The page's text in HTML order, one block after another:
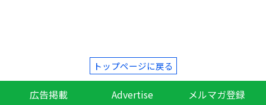
トップページに戻る
広告掲載 Advertise メルマガ登録